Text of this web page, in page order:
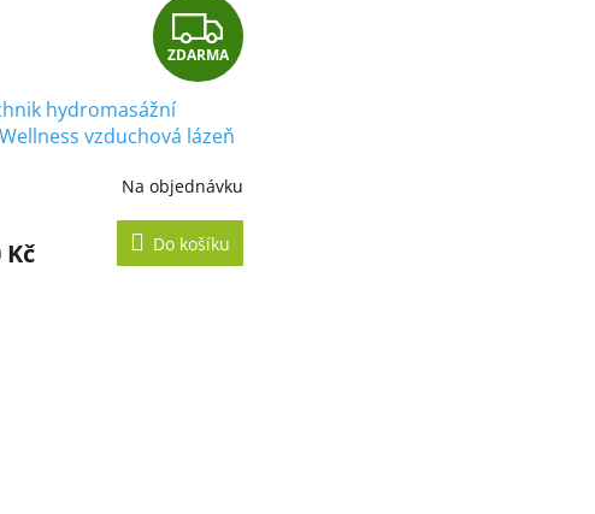
Z
D
A
R
M
A
ZDARMA
hydromasážní
vzduchová lázeň
Na objednávku
Kč Do košíku